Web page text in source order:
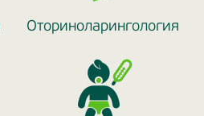
Оториноларингология